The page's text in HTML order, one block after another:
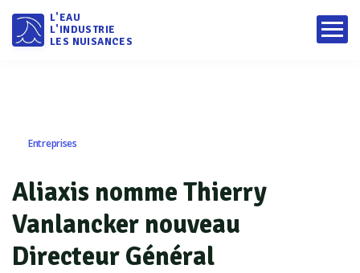
L'EAU
L'INDUSTRIE
LES NUISANCES
Entreprises
Aliaxis nomme Thierry
Vanlancker nouveau
Directeur Général